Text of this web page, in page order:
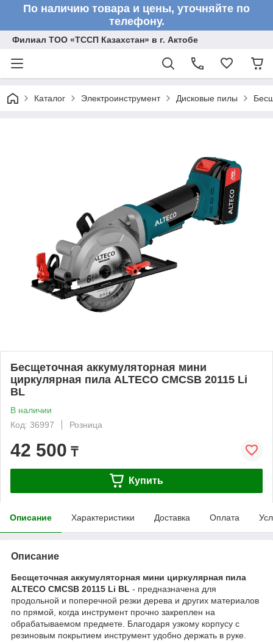
По наличию товара и цены, уточняйте по
телефону.
Филиал ТОО «ТССП Казахстан» в г. Актобе
Каталог Электроинструмент Дисковые пилы
Бесщеточная аккумуляторная мини
циркулярная пила ALTECO CMCSB 20115 Li
BL
В наличии
Код: 36997
Розница
42 500 ₸
Купить
Описание Характеристики Доставка Оплата
Описание
Бесщеточная аккумуляторная мини циркулярная пила
ALTECO CMCSB 20115 Li BL - предназначена для
продольной и поперечной резки дерева и других материалов
по прямой, когда инструмент прочно закреплен на
обрабатываемом предмете. Благодаря узкому корпусу с
резиновым покрытием инструмент удобно держать в руке.